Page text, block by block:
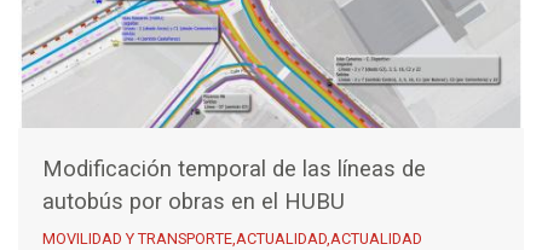
Modificación temporal de las líneas de
autobús por obras en el HUBU
MOVILIDAD Y TRANSPORTE,ACTUALIDAD,ACTUALIDAD